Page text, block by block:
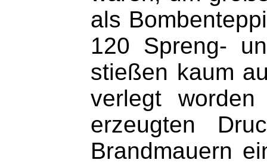
als
120 Spreng-
stießen kaum
verlegt worden
erzeugten
Brandmauern